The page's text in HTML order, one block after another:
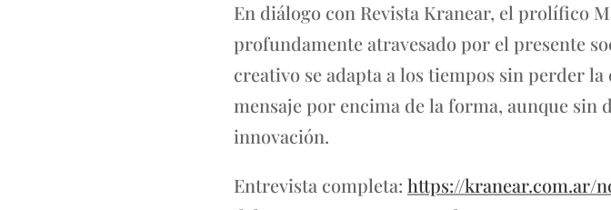
En diálogo con Revista Kranear, el prolífico
profundamente atravesado por el presente
creativo se adapta a los tiempos sin perder
mensaje por encima de la forma, aunque sin
innovación.
Entrevista completa: https://kranear.com.ar/